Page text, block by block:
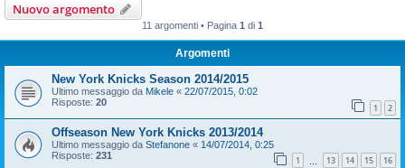
Nuovo argomento
11 argomenti • Pagina 1 di 1
Argomenti
New York Knicks Season 2014/2015
Ultimo messaggio da Mikele « 22/07/2015, 0:02
Risposte: 20 1 2
Offseason New York Knicks 2013/2014
Ultimo messaggio da Stefanone « 14/07/2014, 0:25
Risposte: 231 1 13 14 15 16